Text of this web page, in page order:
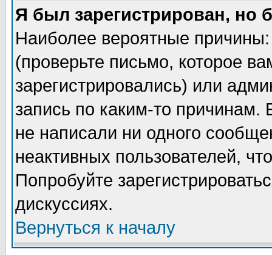
Я был зарегистрирован, но
Наиболее вероятные
(проверьте письмо, которое
зарегистрировались) или
запись по каким-то
не написали ни одного
неактивных пользователей,
Попробуйте
дискуссиях.
Вернуться к началу